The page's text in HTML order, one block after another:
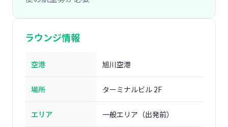
ラウンジ情報
空港 旭川空港
場所 ターミナルビル 2F
エリア 一般エリア（出発前）